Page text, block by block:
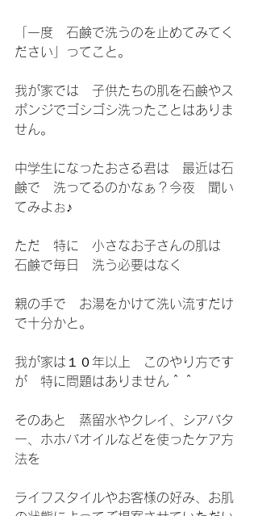
「一度　石鹸で洗うのを止めてみてく
ださい」ってこと。
我が家では　子供たちの肌を石鹸やス
ポンジでゴシゴシ洗ったことはありま
せん。
中学生になったおさる君は　最近は石
鹸で　洗ってるのかなぁ？今夜　聞い
てみよぉ♪
ただ　特に　小さなお子さんの肌は
石鹸で毎日　洗う必要はなく
親の手で　お湯をかけて洗い流すだけ
で十分かと。
我が家は１０年以上　このやり方です
が　特に問題はありません＾＾
そのあと　蒸留水やクレイ、シアバタ
ー、ホホバオイルなどを使ったケア方
法を
ライフスタイルやお客様の好み、お肌